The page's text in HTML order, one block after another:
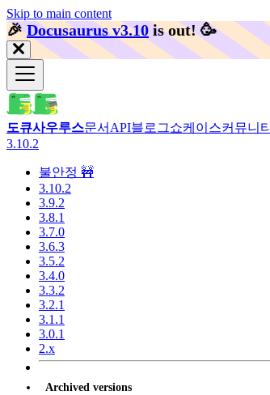
Skip to main content
🎉️Docusaurus v3.10 is out! 🥳️
도큐사우루스문서 API블로그쇼케이스커뮤니티
3.10.2
불안정 🚧
3.10.2
3.9.2
3.8.1
3.7.0
3.6.3
3.5.2
3.4.0
3.3.2
3.2.1
3.1.1
3.0.1
2.x
Archived versions